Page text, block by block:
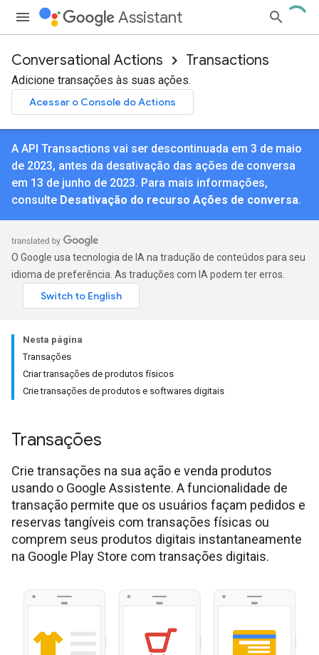
Assistant
Conversational Actions Transactions
Adicione transações às suas ações.
Acessar o Console do Actions
A API Transactions vai ser descontinuada em 3 de maio
de 2023, antes da desativação das ações de conversa
em 13 de junho de 2023. Para mais informações,
consulte Desativação do recurso Ações de conversa.
O Google usa tecnologia de IA na tradução de conteúdos para seu
idioma de preferência. As traduções com IA podem ter erros.
Nesta página
Transações
Criar transações de produtos físicos
Crie transações de produtos e softwares digitais
Transações
Crie transações na sua ação e venda produtos
usando o Google Assistente. A funcionalidade de
transação permite que os usuários façam pedidos e
reservas tangíveis com transações físicas ou
comprem seus produtos digitais instantaneamente
na Google Play Store com transações digitais.